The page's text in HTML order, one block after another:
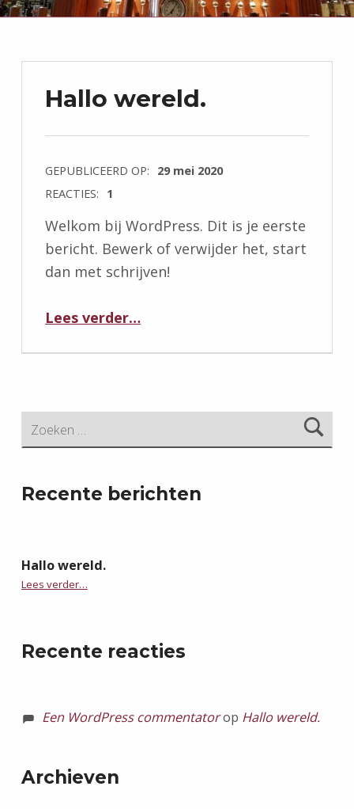
Hallo wereld.
GEPUBLICEERD OP: 29 mei 2020
REACTIES: 1
Welkom bij WordPress. Dit is je eerste
bericht. Bewerk of verwijder het, start
dan met schrijven!
Lees verder…
Zoeken naar:
Recente berichten
Hallo wereld.
Lees verder…
Recente reacties
Een WordPress commentatorop Hallo wereld.
Archieven